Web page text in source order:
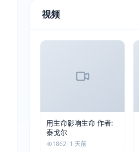
视频
用生命影响生命 作者:
泰戈尔
1862 | 1 天前